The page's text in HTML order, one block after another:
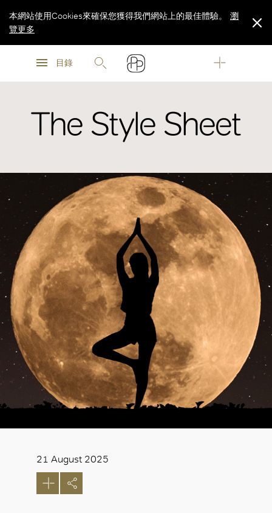
瀏
目錄
本網站使用Cookies來確保您獲得我們網站上的最佳體驗。
瀏
覽更多
The Style Sheet
21 August 2025